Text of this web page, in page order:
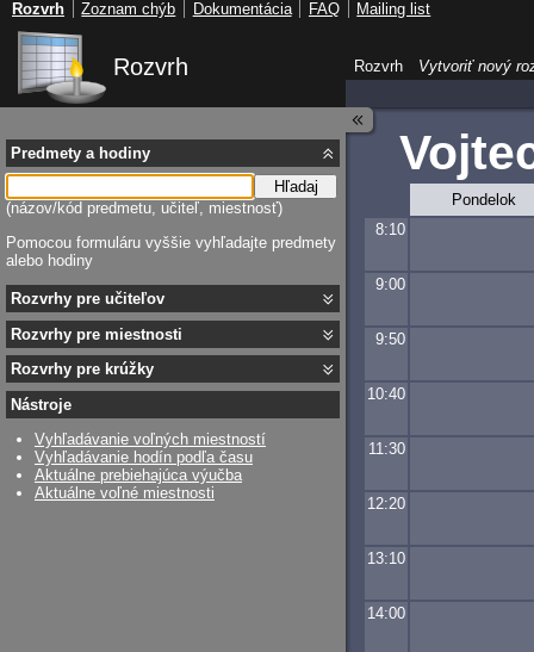
Rozvrh
Pondelok
8:10
9:00
9:50
10:40
11:30
12:20
13:10
14:00
Predmety a hodiny
Hľadaj
(názov/kód predmetu, učiteľ, miestnosť)
Pomocou formuláru vyššie vyhľadajte predmety
alebo hodiny
Rozvrhy pre učiteľov
Rozvrhy pre miestnosti
Rozvrhy pre krúžky
Nástroje
Vyhľadávanie voľných miestností
Vyhľadávanie hodín podľa času
Aktuálne prebiehajúca výučba
Aktuálne voľné miestnosti
Rozvrh Vytvoriť nový
Rozvrh Zoznam chýb Dokumentácia FAQ Mailing list